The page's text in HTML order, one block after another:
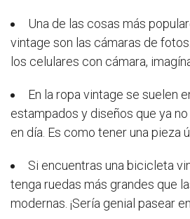
Una de las cosas más
vintage son las cámaras de
los celulares con cámara,
En la ropa vintage se suelen
estampados y diseños que ya
en día. Es como tener una pieza
Si encuentras una bicicleta
tenga ruedas más grandes que
modernas. ¡Sería genial pasear